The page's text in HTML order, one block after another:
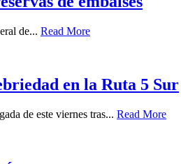
de... Read More
en la Ruta 5 Sur
de este viernes tras... Read More